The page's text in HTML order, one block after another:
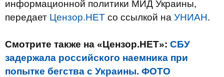
информационной политики МИД Украины,
передает Цензор.НЕТ со ссылкой на УНИАН.
Смотрите также на «Цензор.НЕТ»: СБУ
задержала российского наемника при
попытке бегства с Украины. ФОТО